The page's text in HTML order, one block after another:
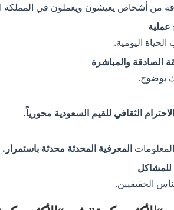
من أشخاص يعيشون ويعملون في المملكة
عملية
اليومية.
الصادقة والمباشرة
بوضوح.
الاحترام الثقافي للقيم السعودية محورياً.
المعرفية المحدثة محدثة باستمرار.
الحقيقيين.